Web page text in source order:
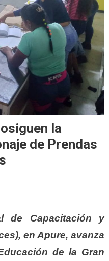
la
de Prendas
de Capacitación y
en Apure, avanza
de la Gran